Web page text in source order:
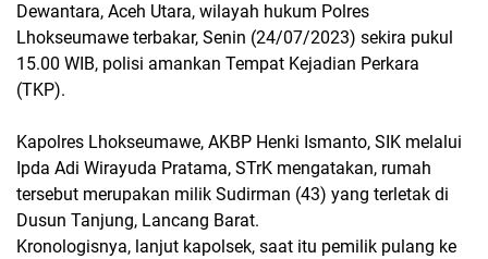
Dewantara, Aceh Utara, wilayah hukum Polres
Lhokseumawe terbakar, Senin (24/07/2023) sekira pukul
15.00 WIB, polisi amankan Tempat Kejadian Perkara
(TKP).
Kapolres Lhokseumawe, AKBP Henki Ismanto, SIK melalui
Ipda Adi Wirayuda Pratama, STrK mengatakan, rumah
tersebut merupakan milik Sudirman (43) yang terletak di
Dusun Tanjung, Lancang Barat.
Kronologisnya, lanjut kapolsek, saat itu pemilik pulang ke